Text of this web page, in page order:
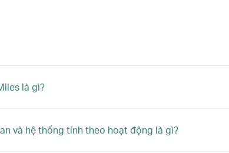
là gì?
và hệ thống tính theo hoạt động là gì?